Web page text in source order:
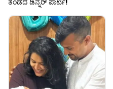
ತಂಡದ ಡಿನ್ನರ್ ಪಾರ್ಟಿ!